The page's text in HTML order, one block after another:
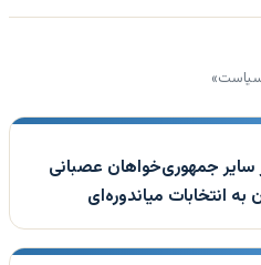
سایر جمهوری‌خواهان عصبانی
انتخابات میاندوره‌ای